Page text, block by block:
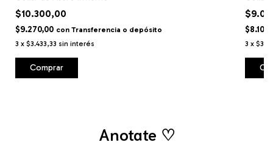
$10.300,00
$9.270,00 con Transferencia o depósito
3 x $3.433,33 sin interés
Comprar
3 x
Anotate ♡